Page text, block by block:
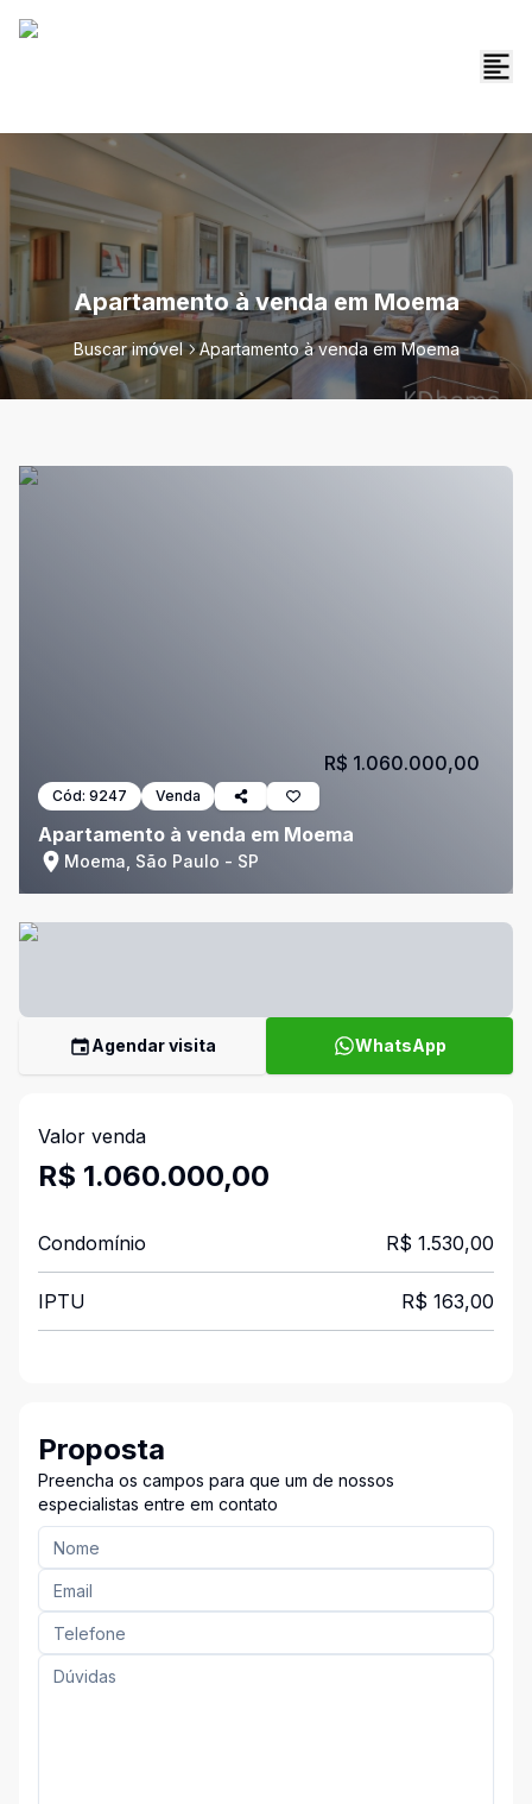
Apartamento à venda em Moema
Buscar imóvel Apartamento à venda em Moema
Cód: 9247 Venda
Apartamento à venda em Moema
Moema, São Paulo - SP
R$ 1.060.000,00
Agendar visita WhatsApp
Valor venda
R$ 1.060.000,00
Condomínio R$ 1.530,00
IPTU R$ 163,00
Proposta
Preencha os campos para que um de nossos
especialistas entre em contato